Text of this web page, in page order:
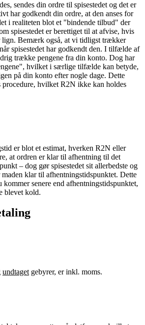
sendes din ordre til spisestedet og det er
har godkendt din ordre, at den anses for
i realiteten blot et "bindende tilbud" der
spisestedet er berettiget til at afvise, hvis
lign. Bemærk også, at vi tidligst trækker
spisestedet har godkendt den. I tilfælde af
trække pengene fra din konto. Dog har
hvilket i særlige tilfælde kan betyde,
på din konto efter nogle dage. Dette
procedure, hvilket R2N ikke kan holdes
er blot et estimat, hverken R2N eller
at ordren er klar til afhentning til det
– dog gør spisestedet sit allerbedste og
maden klar til afhentningstidspunktet. Dette
kommer senere end afhentningstidspunktet,
blevet kold.
undtaget gebyrer, er inkl. moms.